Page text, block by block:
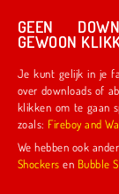
GEEN
GEWOON
Je kunt gelijk in je
over downloads of
klikken om te gaan spelen! Begin met
zoals:
Fireboy
Shockers en Bubble